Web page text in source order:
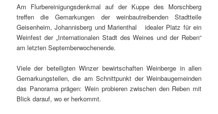
Am Flurbereinigungsdenkmal auf der Kuppe des Morschberg
treffen die Gemarkungen der weinbautreibenden Stadtteile
Geisenheim, Johannisberg und Marienthal idealer Platz für ein
Weinfest der „Internationalen Stadt des Weines und der Reben“
am letzten Septemberwochenende.
Viele der beteiligten Winzer bewirtschaften Weinberge in allen
Gemarkungsteilen, die am Schnittpunkt der Weinbaugemeinden
das Panorama prägen: Wein probieren zwischen den Reben mit
Blick darauf, wo er herkommt.